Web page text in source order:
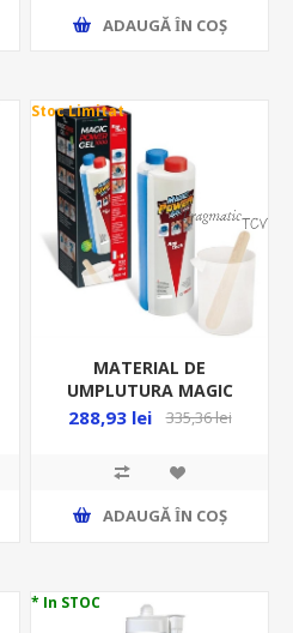
ADAUGĂ ȊN COŞ
Stoc Limitat
MATERIAL DE
UMPLUTURA MAGIC
POWER GEL
288,93 lei 335,36 lei
ADAUGĂ ȊN COŞ
* In STOC